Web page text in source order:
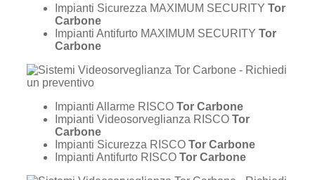
Impianti Sicurezza MAXIMUM SECURITY Tor
Carbone
Impianti Antifurto MAXIMUM SECURITY Tor
Carbone
Impianti Allarme RISCO Tor Carbone
Impianti Videosorveglianza RISCO Tor
Carbone
Impianti Sicurezza RISCO Tor Carbone
Impianti Antifurto RISCO Tor Carbone